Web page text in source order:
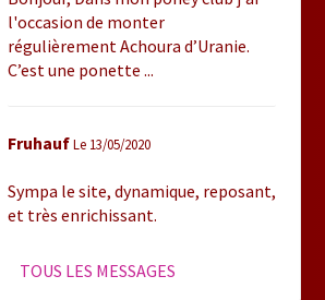
l'occasion de monter
régulièrement Achoura d’Uranie.
C’est une ponette ...
FruhaufLe 13/05/2020
Sympa le site, dynamique, reposant,
et très enrichissant.
TOUS LES MESSAGES